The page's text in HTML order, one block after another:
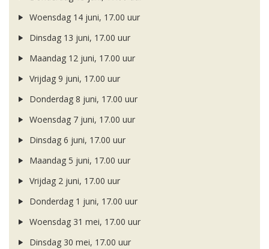
Woensdag 14 juni, 17.00 uur
Dinsdag 13 juni, 17.00 uur
Maandag 12 juni, 17.00 uur
Vrijdag 9 juni, 17.00 uur
Donderdag 8 juni, 17.00 uur
Woensdag 7 juni, 17.00 uur
Dinsdag 6 juni, 17.00 uur
Maandag 5 juni, 17.00 uur
Vrijdag 2 juni, 17.00 uur
Donderdag 1 juni, 17.00 uur
Woensdag 31 mei, 17.00 uur
Dinsdag 30 mei, 17.00 uur